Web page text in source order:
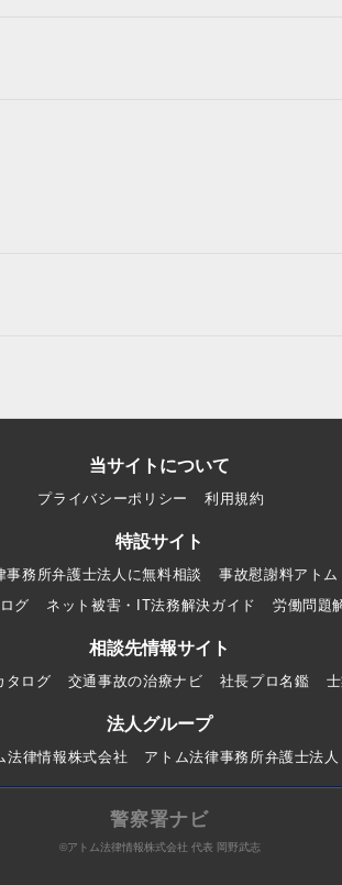
当サイトについて
プライバシーポリシー 利用規約
特設サイト
務所弁護士法人に無料相談 事故慰謝料アトム
グ
ネット被害・IT法務解決ガイド 労働問題
相談先情報サイト
タログ 交通事故の治療ナビ 社長プロ名鑑
法人グループ
法律情報株式会社 アトム法律事務所弁護士法人
警察署ナビ
©アトム法律情報株式会社 代表 岡野武志